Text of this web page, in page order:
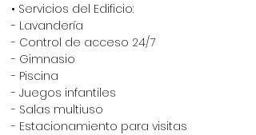
• Servicios del Edificio:
- Lavandería
- Control de acceso 24/7
- Gimnasio
- Piscina
- Juegos infantiles
- Salas multiuso
- Estacionamiento para visitas